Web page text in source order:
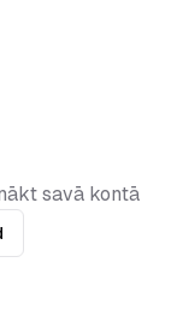
savā kontā